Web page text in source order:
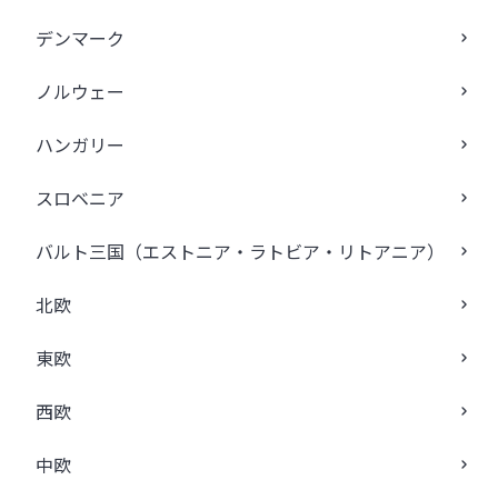
デンマーク
ノルウェー
ハンガリー
スロベニア
バルト三国（エストニア・ラトビア・リトアニア）
北欧
東欧
西欧
中欧